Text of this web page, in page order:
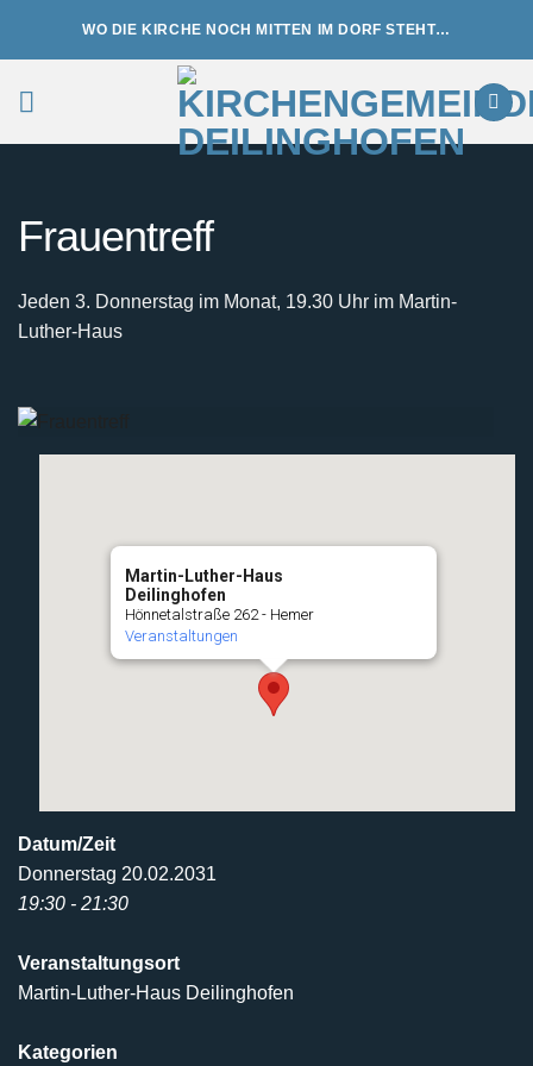
WO DIE KIRCHE NOCH MITTEN IM DORF STEHT…
Frauentreff
Jeden 3. Donnerstag im Monat, 19.30 Uhr im Martin-
Luther-Haus
Martin-Luther-Haus
Deilinghofen
Hönnetalstraße 262 - Hemer
Veranstaltungen
Datum/Zeit
Donnerstag 20.02.2031
19:30 - 21:30
Veranstaltungsort
Martin-Luther-Haus Deilinghofen
Kategorien